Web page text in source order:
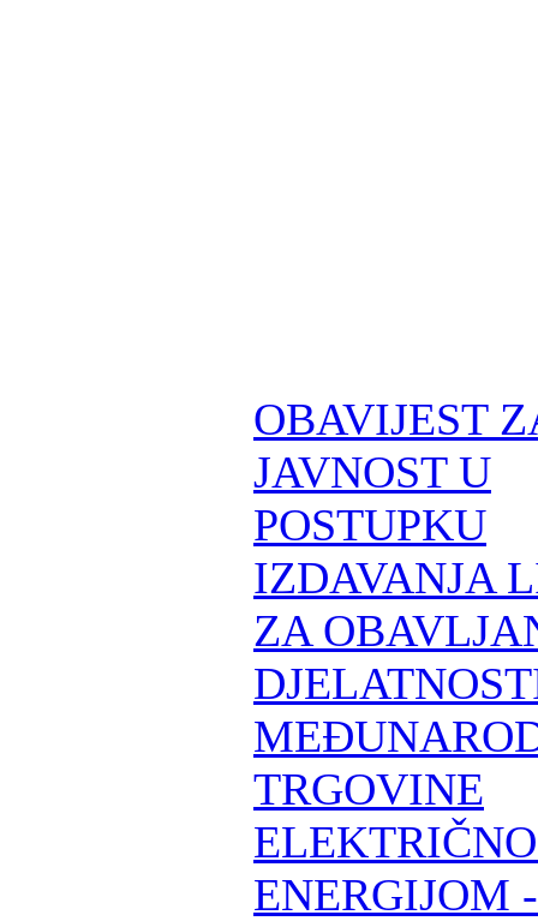
OBAVIJEST
JAVNOST U
POSTUPKU
IZDAVANJA
ZA
TRGOVINE
ENERGIJOM